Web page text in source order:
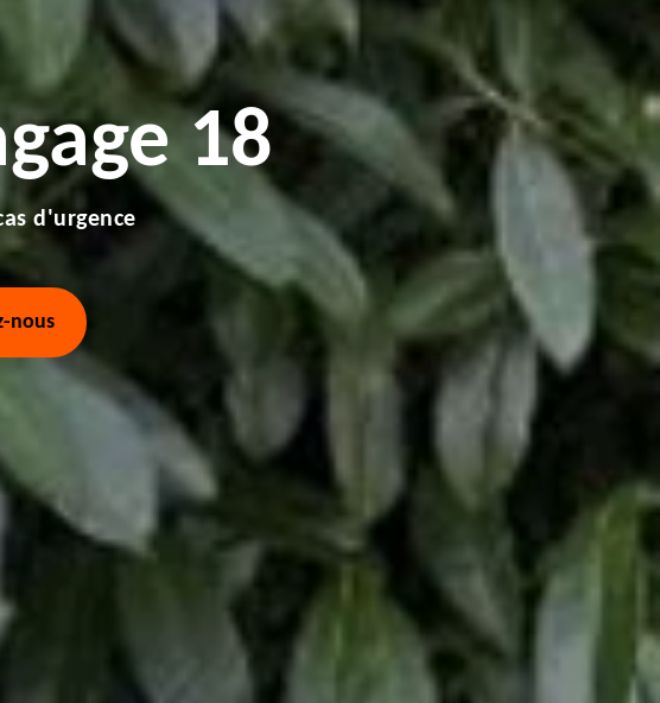
18
d'urgence
nous